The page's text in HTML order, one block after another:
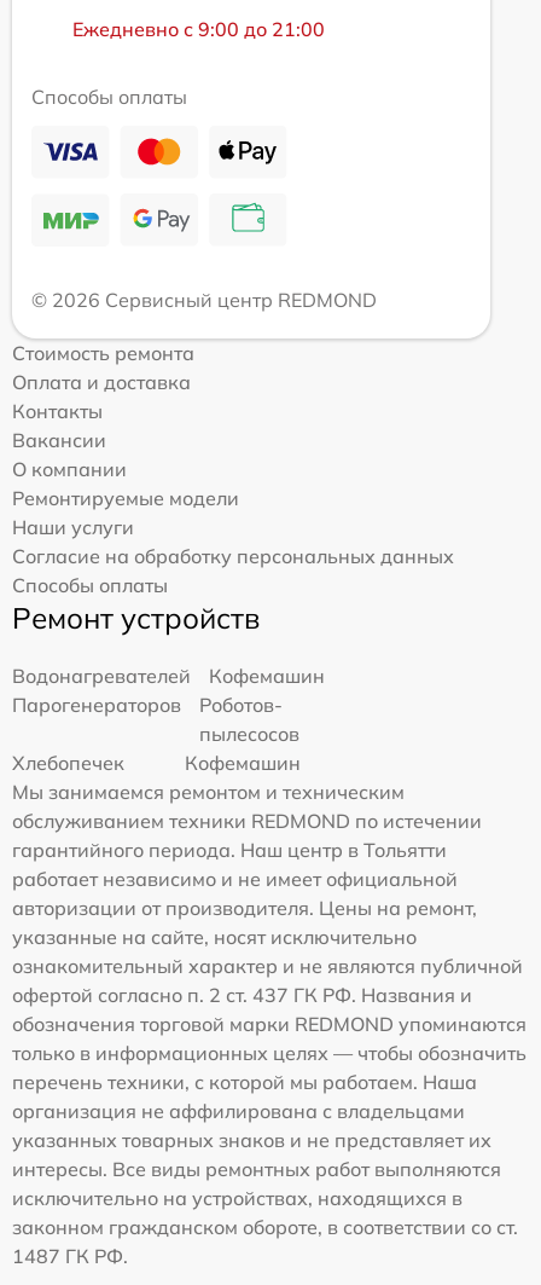
Ежедневно с 9:00 до 21:00
Способы оплаты
© 2026 Сервисный центр REDMOND
Стоимость ремонта
Оплата и доставка
Контакты
Вакансии
О компании
Ремонтируемые модели
Наши услуги
Согласие на обработку персональных данных
Способы оплаты
Ремонт устройств
Водонагревателей
Кофемашин
Парогенераторов
Роботов-
пылесосов
Хлебопечек
Кофемашин
Мы занимаемся ремонтом и техническим
обслуживанием техники REDMOND по истечении
гарантийного периода. Наш центр в Тольятти
работает независимо и не имеет официальной
авторизации от производителя. Цены на ремонт,
указанные на сайте, носят исключительно
ознакомительный характер и не являются публичной
офертой согласно п. 2 ст. 437 ГК РФ. Названия и
обозначения торговой марки REDMOND упоминаются
только в информационных целях — чтобы обозначить
перечень техники, с которой мы работаем. Наша
организация не аффилирована с владельцами
указанных товарных знаков и не представляет их
интересы. Все виды ремонтных работ выполняются
исключительно на устройствах, находящихся в
законном гражданском обороте, в соответствии со ст.
1487 ГК РФ.